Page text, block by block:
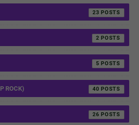
23
2
5
ROCK) 40
26